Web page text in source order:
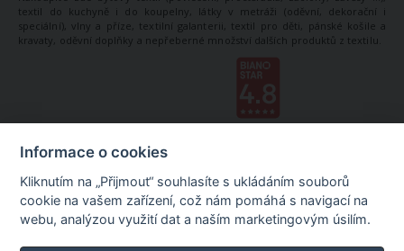
textil do kuchyně i do koupelny, látky v metráži (oděvní, dekorační i
speciální), vlny a příze, textilní galanterii, textil pro děti, pánské košile a
kravaty, oděvní doplňky a nepřeberné množství dalších produktů z textilu.
Informace o cookies
Kliknutím na „Přijmout“ souhlasíte s ukládáním souborů
cookie na vašem zařízení, což nám pomáhá s navigací na
webu, analýzou využití dat a naším marketingovým úsilím.